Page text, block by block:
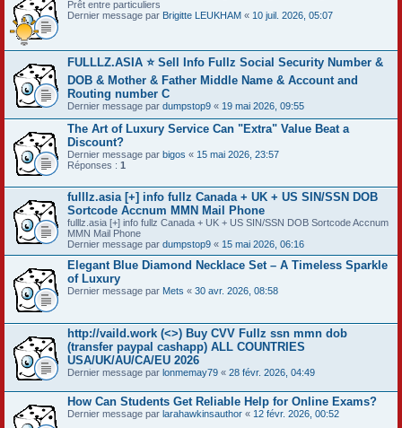
Prêt entre particuliers
Dernier message par Brigitte LEUKHAM « 10 juil. 2026, 05:07
FULLLZ.ASIA ⭐️ Sell Info Fullz Social Security Number &
DOB & Mother & Father Middle Name & Account and
Routing number C
Dernier message par dumpstop9 « 19 mai 2026, 09:55
The Art of Luxury Service Can "Extra" Value Beat a
Discount?
Dernier message par bigos « 15 mai 2026, 23:57
Réponses : 1
fulllz.asia [+] info fullz Canada + UK + US SIN/SSN DOB
Sortcode Accnum MMN Mail Phone
fulllz.asia [+] info fullz Canada + UK + US SIN/SSN DOB Sortcode Accnum
MMN Mail Phone
Dernier message par dumpstop9 « 15 mai 2026, 06:16
Elegant Blue Diamond Necklace Set – A Timeless Sparkle
of Luxury
Dernier message par Mets « 30 avr. 2026, 08:58
http://vaild.work (<>) Buy CVV Fullz ssn mmn dob
(transfer paypal cashapp) ALL COUNTRIES
USA/UK/AU/CA/EU 2026
Dernier message par lonmemay79 « 28 févr. 2026, 04:49
How Can Students Get Reliable Help for Online Exams?
Dernier message par larahawkinsauthor « 12 févr. 2026, 00:52